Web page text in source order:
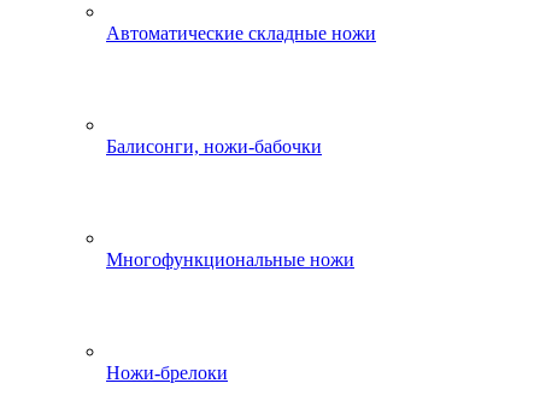
Автоматические складные ножи
Балисонги, ножи-бабочки
Многофункциональные ножи
Ножи-брелоки